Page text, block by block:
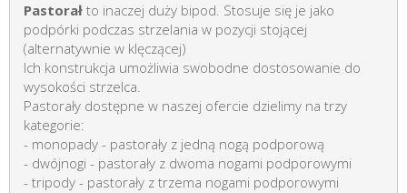
Pastorał to inaczej duży bipod. Stosuje się je jako
podpórki podczas strzelania w pozycji stojącej
(alternatywnie w klęczącej)
Ich konstrukcja umożliwia swobodne dostosowanie do
wysokości strzelca.
Pastorały dostępne w naszej ofercie dzielimy na trzy
kategorie:
- monopady - pastorały z jedną nogą podporową
- dwójnogi - pastorały z dwoma nogami podporowymi
- tripody - pastorały z trzema nogami podporowymi